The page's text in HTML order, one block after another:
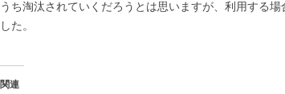
うち淘汰されていくだろうとは思いますが、利用する
した。
関連